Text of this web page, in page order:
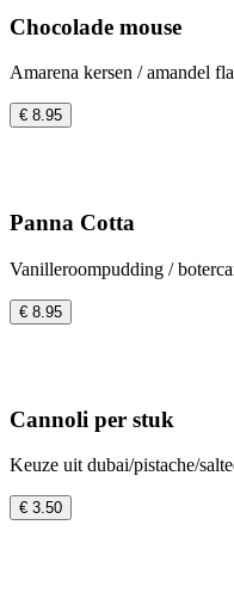
Chocolade mouse
Amarena kersen / amandel
€ 8.95
Panna Cotta
Vanilleroompudding /
€ 8.95
Cannoli per stuk
Keuze uit dubai/pistache/
€ 3.50